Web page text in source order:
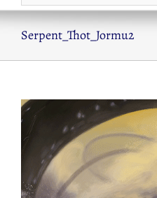
Serpent_Thot_Jormu2